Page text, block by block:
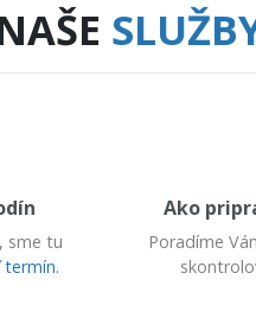
sme tu
Ako
Poradíme